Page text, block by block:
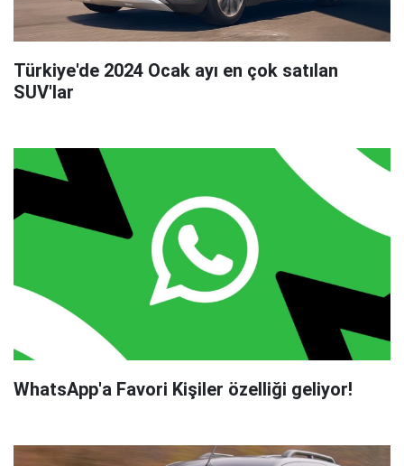
Türkiye'de 2024 Ocak ayı en çok satılan
SUV'lar
WhatsApp'a Favori Kişiler özelliği geliyor!